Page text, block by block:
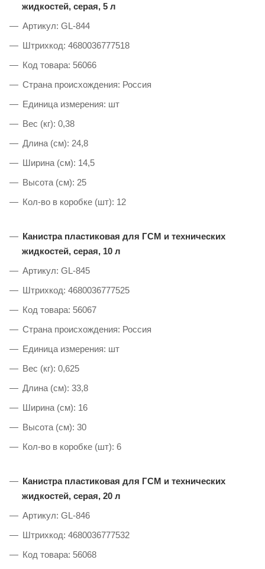
жидкостей, серая, 5 л
Артикул: GL-844
Штрихкод: 4680036777518
Код товара: 56066
Страна происхождения: Россия
Единица измерения: шт
Вес (кг): 0,38
Длина (см): 24,8
Ширина (см): 14,5
Высота (см): 25
Кол-во в коробке (шт): 12
Канистра пластиковая для ГСМ и технических
жидкостей, серая, 10 л
Артикул: GL-845
Штрихкод: 4680036777525
Код товара: 56067
Страна происхождения: Россия
Единица измерения: шт
Вес (кг): 0,625
Длина (см): 33,8
Ширина (см): 16
Высота (см): 30
Кол-во в коробке (шт): 6
Канистра пластиковая для ГСМ и технических
жидкостей, серая, 20 л
Артикул: GL-846
Штрихкод: 4680036777532
Код товара: 56068